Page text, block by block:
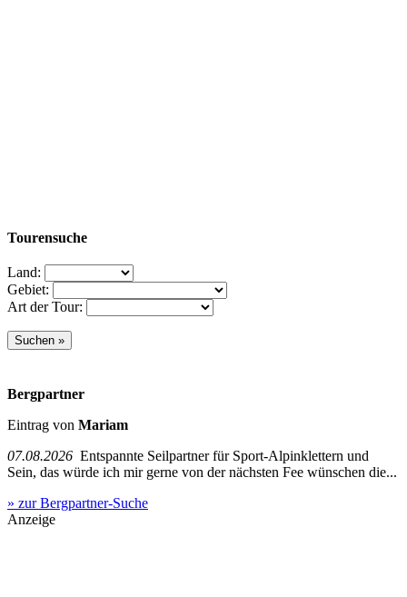
Tourensuche
Land:
Gebiet:
Art der Tour:
Bergpartner
Eintrag von Mariam
07.08.2026 Entspannte Seilpartner für Sport-Alpinklettern und
Sein, das würde ich mir gerne von der nächsten Fee wünschen die...
» zur Bergpartner-Suche
Anzeige